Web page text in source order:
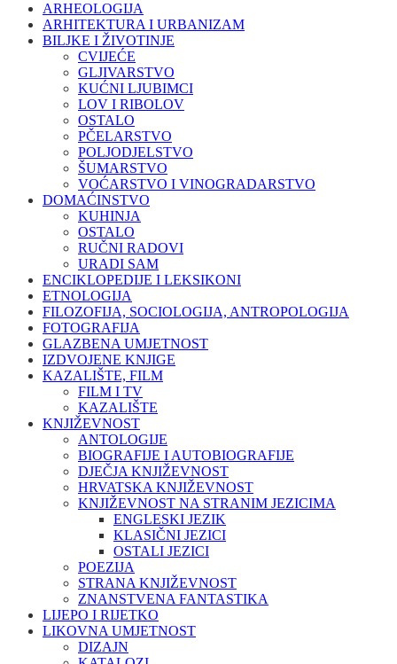
ARHEOLOGIJA
ARHITEKTURA I URBANIZAM
BILJKE I ŽIVOTINJE
CVIJEĆE
GLJIVARSTVO
KUĆNI LJUBIMCI
LOV I RIBOLOV
OSTALO
PČELARSTVO
POLJODJELSTVO
ŠUMARSTVO
VOĆARSTVO I VINOGRADARSTVO
DOMAĆINSTVO
KUHINJA
OSTALO
RUČNI RADOVI
URADI SAM
ENCIKLOPEDIJE I LEKSIKONI
ETNOLOGIJA
FILOZOFIJA, SOCIOLOGIJA, ANTROPOLOGIJA
FOTOGRAFIJA
GLAZBENA UMJETNOST
IZDVOJENE KNJIGE
KAZALIŠTE, FILM
FILM I TV
KAZALIŠTE
KNJIŽEVNOST
ANTOLOGIJE
BIOGRAFIJE I AUTOBIOGRAFIJE
DJEČJA KNJIŽEVNOST
HRVATSKA KNJIŽEVNOST
KNJIŽEVNOST NA STRANIM JEZICIMA
ENGLESKI JEZIK
KLASIČNI JEZICI
OSTALI JEZICI
POEZIJA
STRANA KNJIŽEVNOST
ZNANSTVENA FANTASTIKA
LIJEPO I RIJETKO
LIKOVNA UMJETNOST
DIZAJN